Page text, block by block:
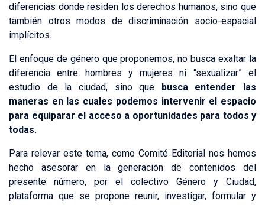
diferencias donde residen los derechos humanos, sino que
también otros modos de discriminación socio-espacial
implícitos.
El enfoque de género que proponemos, no busca exaltar la
diferencia entre hombres y mujeres ni “sexualizar” el
estudio de la ciudad, sino que busca entender las
maneras en las cuales podemos intervenir el espacio
para equiparar el acceso a oportunidades para todos y
todas.
Para relevar este tema, como Comité Editorial nos hemos
hecho asesorar en la generación de contenidos del
presente número, por el colectivo Género y Ciudad,
plataforma que se propone reunir, investigar, formular y